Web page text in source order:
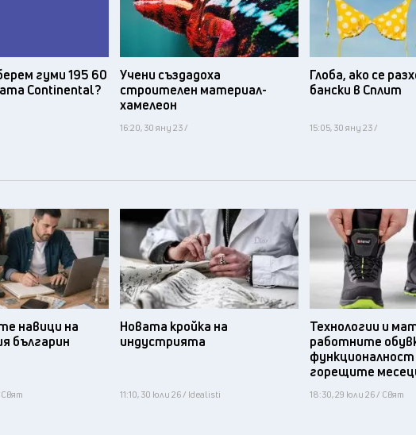
гуми 195 60
Continental?
Учени създадоха
строителен материал-
хамелеон
16:20, 30 яну 23 /
Глоба, ако се
бански в Сплит
15:05, 30 яну 23 /
навици на
българин
Свят
Новата кройка на
индустрията
11:10, 30 юли 26 / Idealisti
Технологии и
работните
функционалност
горещите
18:30, 29 юли 26 / Свят